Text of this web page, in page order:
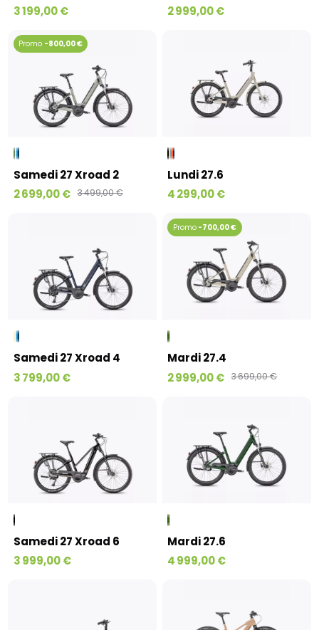
3 199,00 €
2 999,00 €
-800,00 €
Samedi 27 Xroad 2
2 699,00 € 3 499,00 €
Lundi 27.6
4 299,00 €
Samedi 27 Xroad 4
3 799,00 €
-700,00 €
Mardi 27.4
2 999,00 €
3 699,00 €
Samedi 27 Xroad 6
3 999,00 €
Mardi 27.6
4 999,00 €